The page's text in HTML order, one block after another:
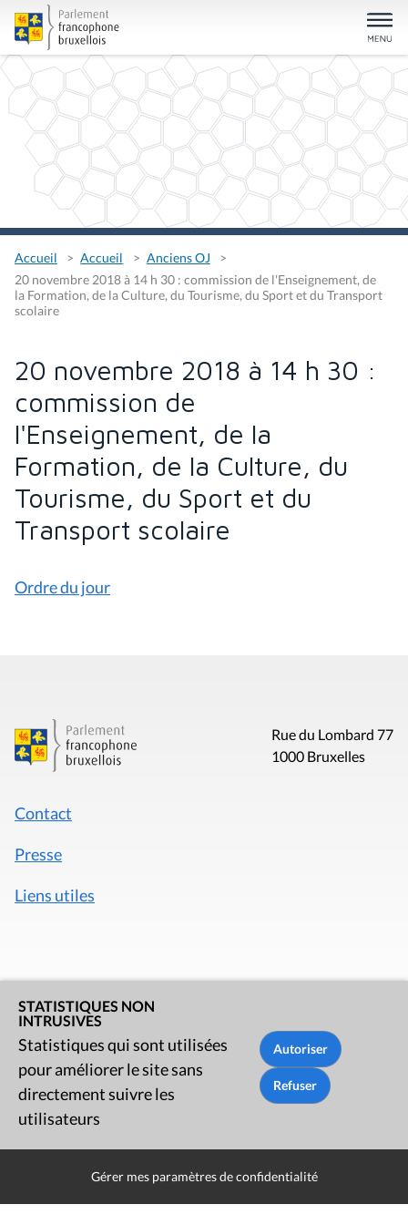
Accueil Accueil
Anciens OJ
20 novembre 2018 à 14 h 30 : commission de l'Enseignement, de
la Formation, de la Culture, du Tourisme, du Sport et du Transport
scolaire
20 novembre 2018 à 14 h 30 :
commission de
l'Enseignement, de la
Formation, de la Culture, du
Tourisme, du Sport et du
Transport scolaire
Ordre du jour
STATISTIQUES NON
INTRUSIVES
Statistiques qui sont utilisées
pour améliorer le site sans
directement suivre les
utilisateurs
Gérer mes paramètres de confidentialité
Rue du Lombard 77
1000 Bruxelles
Contact
Presse
Liens utiles
Mentions légales
Politique de données